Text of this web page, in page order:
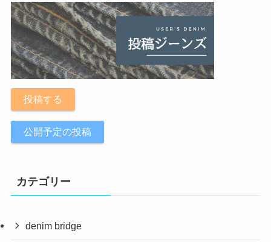
投稿する
公開予定の投稿
カテゴリー
denim bridge